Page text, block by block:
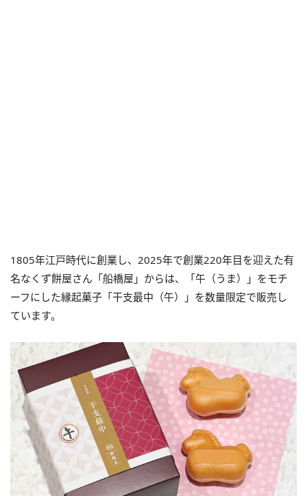
1805年江戸時代に創業し、2025年で創業220年目を迎えた有
名なくず餅屋さん「船橋屋」からは、「午（うま）」をモチ
ーフにした縁起菓子「干支最中（午）」を数量限定で販売し
ています。